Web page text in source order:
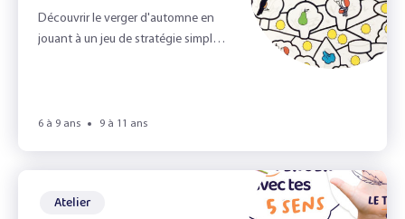
Les fruits du verger
Les herbes aromatiques
Les pommes
Portraits gourmands
Découvrir le verger d'automne en
jouant à un jeu de stratégie simple
6 à 9 ans 9 à 11 ans
Atelier